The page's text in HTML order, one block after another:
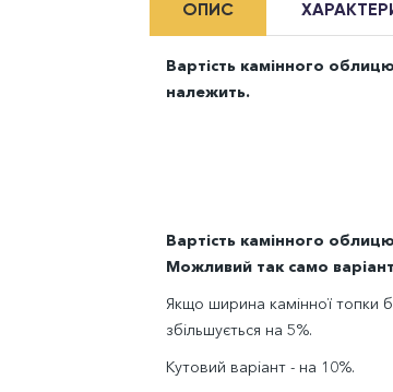
ОПИС
Вартість камінного
належить.
Вартість камінного
Можливий так само
Якщо ширина камінної топки
збільшується на 5%.
Кутовий варіант - на 10%.